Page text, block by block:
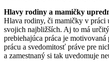
Hlavy rodiny a mamičky
Hlava rodiny, či mamičky v práci
svojich najbližších. Aj to má
prebiehajúca práca je
prácu a svedomitosť práve pre
a zamestnaný si tak uvedomuje